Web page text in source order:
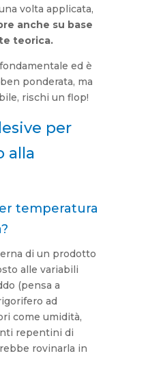
volta applicata,
anche su base
teorica.
ed è
ponderata, ma
rischi un flop!
per
alla
temperatura
di un prodotto
alle variabili
(pensa a
ad
come umidità,
repentini di
rovinarla in